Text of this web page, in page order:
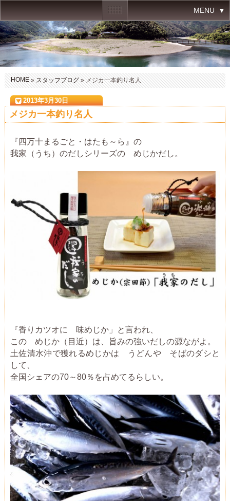
MENU
HOME»スタッフブログ» メジカ一本釣り名人
2013年3月30日
メジカ一本釣り名人
『四万十まるごと・はたも～ら』の
我家（うち）のだしシリーズの めじかだし。
『香りカツオに 味めじか」と言われ、
この めじか（目近）は、旨みの強いだしの源ながよ。
土佐清水沖で獲れるめじかは うどんや そばのダシと
して、
全国シェアの70～80％を占めてるらしい。